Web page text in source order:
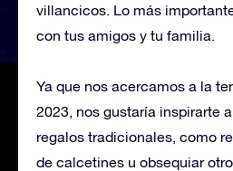
villancicos. Lo más
con tus amigos y tu familia.
Ya que nos acercamos a la
2023, nos gustaría inspirarte
regalos tradicionales, como
de calcetines u obsequiar